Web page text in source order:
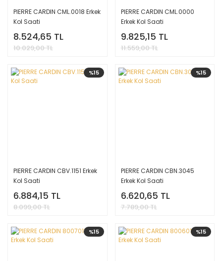
PIERRE CARDIN CML.0018 Erkek
Kol Saati
8.524,65 TL
10.029,00 TL
PIERRE CARDIN CML.0000
Erkek Kol Saati
9.825,15 TL
11.559,00 TL
%15
PIERRE CARDIN CBV.1151 Erkek
Kol Saati
6.884,15 TL
8.099,00 TL
%15
PIERRE CARDIN CBN.3045
Erkek Kol Saati
6.620,65 TL
7.789,00 TL
%15 %15